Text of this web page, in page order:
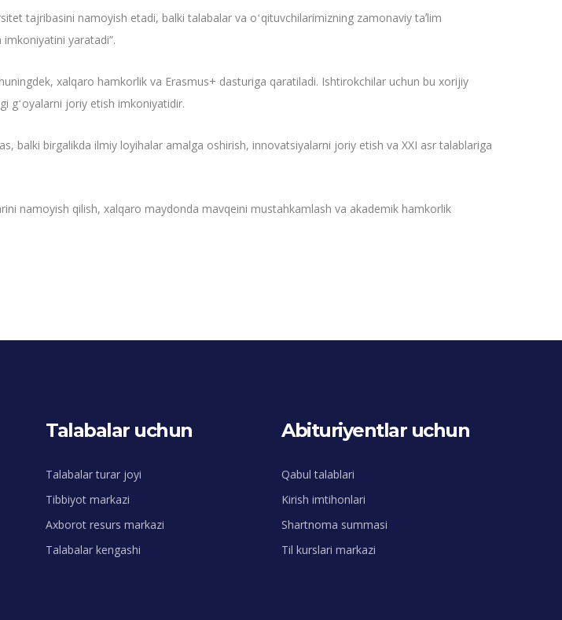
tajribasini namoyish etadi, balki talabalar va oʻqituvchilarimizning zamonaviy taʼlim
yaratadi”.
xalqaro hamkorlik va Erasmus+ dasturiga qaratiladi. Ishtirokchilar uchun bu xorijiy
gʻoyalarni joriy etish imkoniyatidir.
balki birgalikda ilmiy loyihalar amalga oshirish, innovatsiyalarni joriy etish va XXI asr talablariga
namoyish qilish, xalqaro maydonda mavqeini mustahkamlash va akademik hamkorlik
Talabalar uchun
Talabalar turar joyi
Tibbiyot markazi
Axborot resurs markazi
Talabalar kengashi
Abituriyentlar uchun
Qabul talablari
Kirish imtihonlari
Shartnoma summasi
Til kurslari markazi